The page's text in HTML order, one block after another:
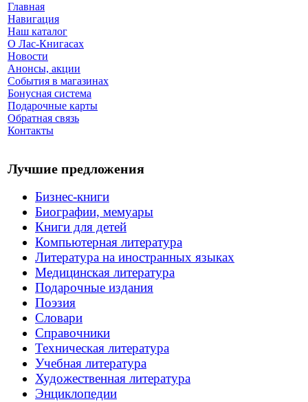
Главная
Навигация
Наш каталог
О Лас-Книгасах
Новости
Анонсы, акции
События в магазинах
Бонусная система
Подарочные карты
Обратная связь
Контакты
Лучшие предложения
Бизнес-книги
Биографии, мемуары
Книги для детей
Компьютерная литература
Литература на иностранных языках
Медицинская литература
Подарочные издания
Поэзия
Словари
Справочники
Техническая литература
Учебная литература
Художественная литература
Энциклопедии